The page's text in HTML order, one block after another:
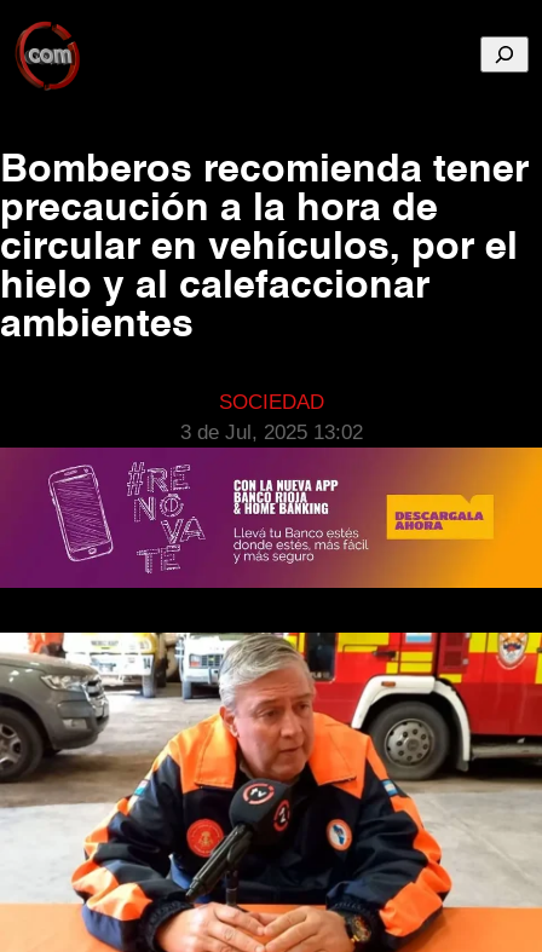
Bomberos recomienda tener
precaución a la hora de
circular en vehículos, por el
hielo y al calefaccionar
ambientes
SOCIEDAD
3 de Jul, 2025 13:02